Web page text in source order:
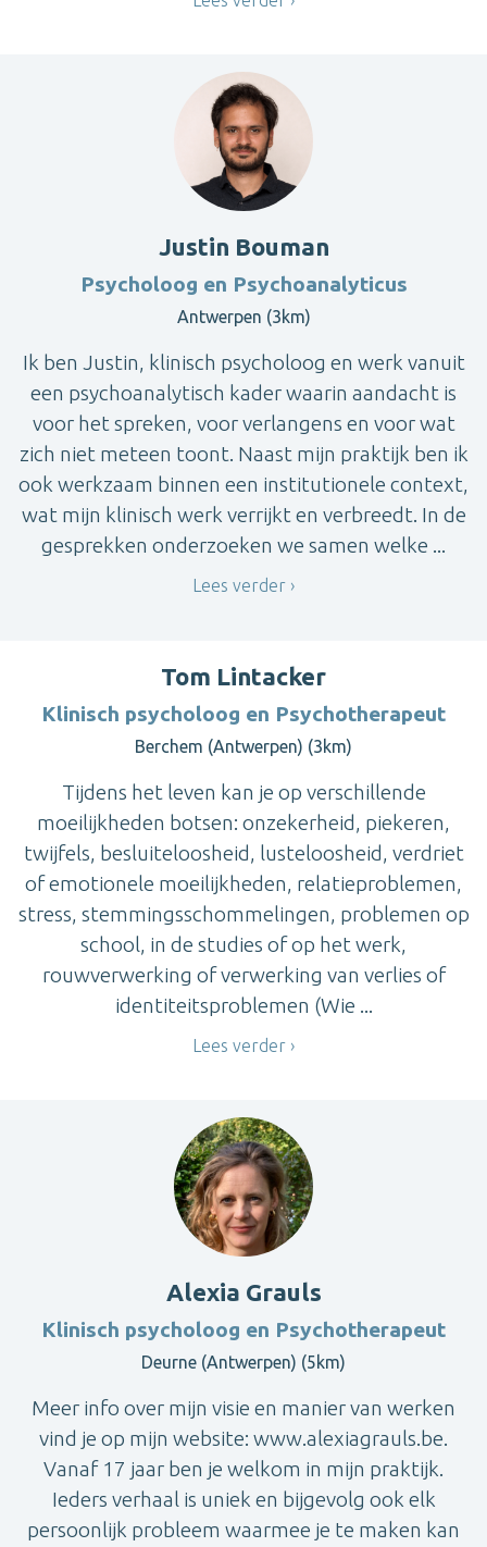
Justin Bouman
Psycholoog en Psychoanalyticus
Antwerpen (3km)
Ik ben Justin, klinisch psycholoog en werk vanuit
een psychoanalytisch kader waarin aandacht is
voor het spreken, voor verlangens en voor wat
zich niet meteen toont. Naast mijn praktijk ben ik
ook werkzaam binnen een institutionele context,
wat mijn klinisch werk verrijkt en verbreedt. In de
gesprekken onderzoeken we samen welke ...
Lees verder
Tom Lintacker
Klinisch psycholoog en Psychotherapeut
Berchem (Antwerpen) (3km)
Tijdens het leven kan je op verschillende
moeilijkheden botsen: onzekerheid, piekeren,
twijfels, besluiteloosheid, lusteloosheid, verdriet
of emotionele moeilijkheden, relatieproblemen,
stress, stemmingsschommelingen, problemen op
school, in de studies of op het werk,
rouwverwerking of verwerking van verlies of
identiteitsproblemen (Wie ...
Lees verder
Alexia Grauls
Klinisch psycholoog en Psychotherapeut
Deurne (Antwerpen) (5km)
Meer info over mijn visie en manier van werken
vind je op mijn website: www.alexiagrauls.be.
Vanaf 17 jaar ben je welkom in mijn praktijk.
Ieders verhaal is uniek en bijgevolg ook elk
persoonlijk probleem waarmee je te maken kan